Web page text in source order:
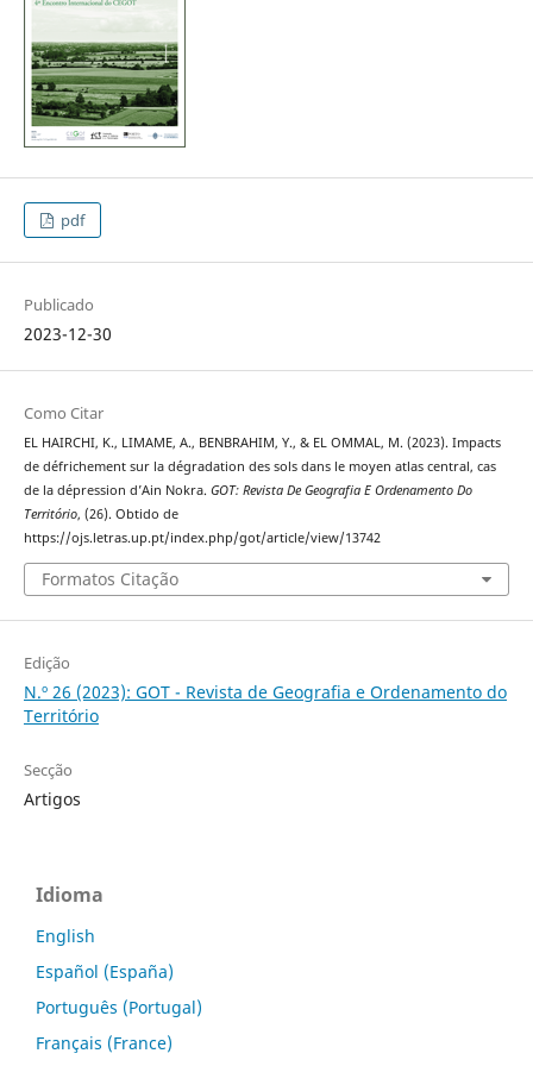
pdf
Publicado
2023-12-30
Como Citar
EL HAIRCHI, K., LIMAME, A., BENBRAHIM, Y., & EL OMMAL, M. (2023). Impacts
de défrichement sur la dégradation des sols dans le moyen atlas central, cas
de la dépression d’Ain Nokra. GOT: Revista De Geografia E Ordenamento Do
Território, (26). Obtido de
https://ojs.letras.up.pt/index.php/got/article/view/13742
Formatos Citação
Edição
N.º 26 (2023): GOT - Revista de Geografia e Ordenamento do
Território
Secção
Artigos
Idioma
English
Español (España)
Português (Portugal)
Français (France)